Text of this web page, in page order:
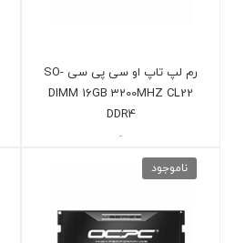
رم لپ تاپ او سی پی سی SO-
DIMM 16GB 3200MHZ CL22
DDR4
-
ناموجود